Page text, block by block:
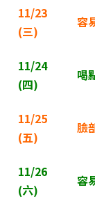
11/23
(三)
容
11/24
(四)
喝
11/25
(五)
臉
11/26
(六)
容